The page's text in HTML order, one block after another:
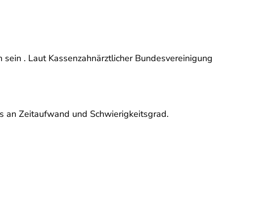
. Laut Kassenzahnärztlicher Bundesvereinigung
an Zeitaufwand und Schwierigkeitsgrad.